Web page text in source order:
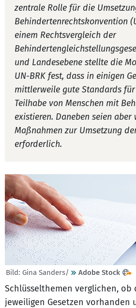
zentrale Rolle für die
Behindertenrechtskonvention
einem Rechtsvergleich der
und Landesebene stellte die
UN-BRK fest, dass in einigen
mittlerweile gute Standards für
Teilhabe von Menschen mit
existieren. Daneben seien aber
Maßnahmen zur Umsetzung
erforderlich.
Bild: Gina Sanders/ Adobe Stock
Schlüsselthemen verglichen, ob
jeweiligen Gesetzen vorhanden